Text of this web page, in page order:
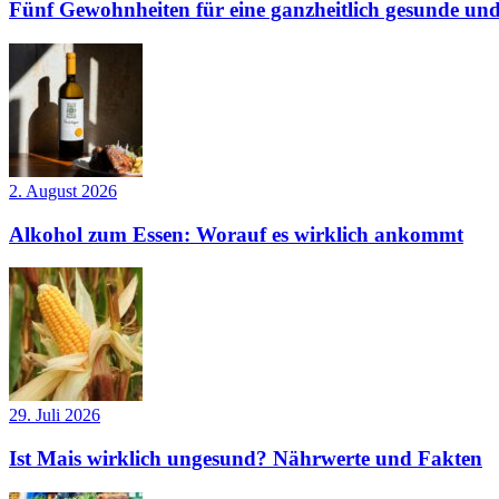
Fünf Gewohnheiten für eine ganzheitlich gesunde
2. August 2026
Alkohol zum Essen: Worauf es wirklich ankommt
29. Juli 2026
Ist Mais wirklich ungesund? Nährwerte und Fakten